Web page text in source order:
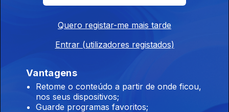
18h Ministra do Ambiente ainda sem reposta
sobre preço dos combustíveis
08 ago. 2026
Quero registar-me mais tarde
Entrar (utilizadores registados)
Vantagens
Retome o conteúdo a partir de onde ficou,
nos seus dispositivos;
Guarde programas favoritos;